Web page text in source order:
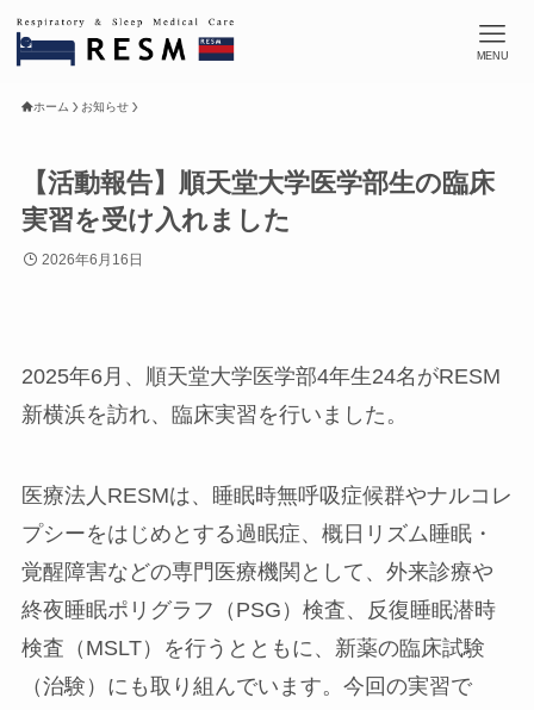
MENU
ホーム お知らせ
【活動報告】順天堂大学医学部生の臨床
実習を受け入れました
2026年6月16日
2025年6月、順天堂大学医学部4年生24名がRESM
新横浜を訪れ、臨床実習を行いました。
医療法人RESMは、睡眠時無呼吸症候群やナルコレ
プシーをはじめとする過眠症、概日リズム睡眠・
覚醒障害などの専門医療機関として、外来診療や
終夜睡眠ポリグラフ（PSG）検査、反復睡眠潜時
検査（MSLT）を行うとともに、新薬の臨床試験
（治験）にも取り組んでいます。今回の実習で